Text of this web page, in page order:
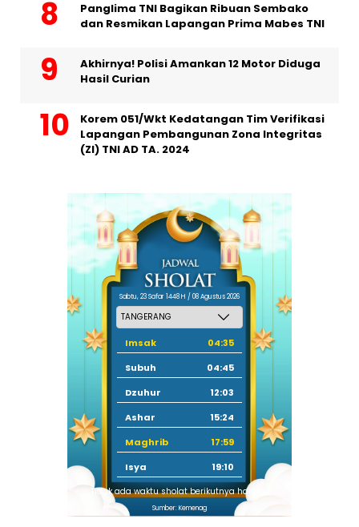
Panglima TNI Bagikan Ribuan Sembako
dan Resmikan Lapangan Prima Mabes TNI
Akhirnya! Polisi Amankan 12 Motor Diduga
Hasil Curian
Korem 051/Wkt Kedatangan Tim Verifikasi
Lapangan Pembangunan Zona Integritas
(ZI) TNI AD TA. 2024
Sabtu, 23 Safar 1448 H / 08 Agustus 2026
Imsak
04:35
Subuh
04:45
Dzuhur
12:03
Ashar
15:24
Maghrib
17:59
Isya
19:10
Tidak ada waktu sholat berikutnya hari ini.
Sumber: Kemenag